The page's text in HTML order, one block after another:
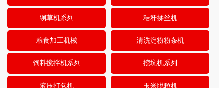
铡草机系列 秸秆揉丝机
粮食加工机械 清洗淀粉粉条机
饲料搅拌机系列 挖坑机系列
液压打包机 玉米脱粒机